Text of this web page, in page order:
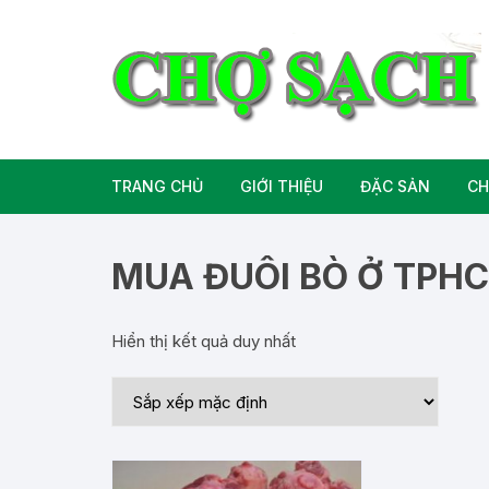
TRANG CHỦ GIỚI THIỆU ĐẶC SẢN
Đặc Sản Miền
Rượu bia đặc sản
MUA ĐUÔI BÒ Ở
Hiển thị kết quả duy nhất